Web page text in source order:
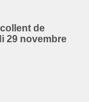
de
29 novembre